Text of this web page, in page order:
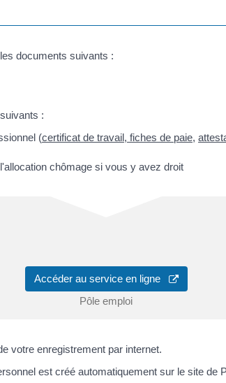
documents suivants :
:
(certificat de travail, fiches de paie,
chômage si vous y avez droit
Accéder au service en ligne
Pôle emploi
votre enregistrement par internet.
est créé automatiquement sur le site de